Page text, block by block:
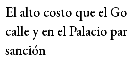
El alto costo que el
calle y en el Palacio
sanción